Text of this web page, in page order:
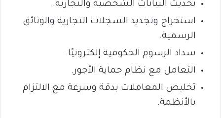
تحديث البيانات الشخصية والتجارية.
استخراج وتجديد السجلات التجارية والوثائق
الرسمية.
سداد الرسوم الحكومية إلكترونيًا.
التعامل مع نظام حماية الأجور.
تخليص المعاملات بدقة وسرعة مع الالتزام
بالأنظمة.